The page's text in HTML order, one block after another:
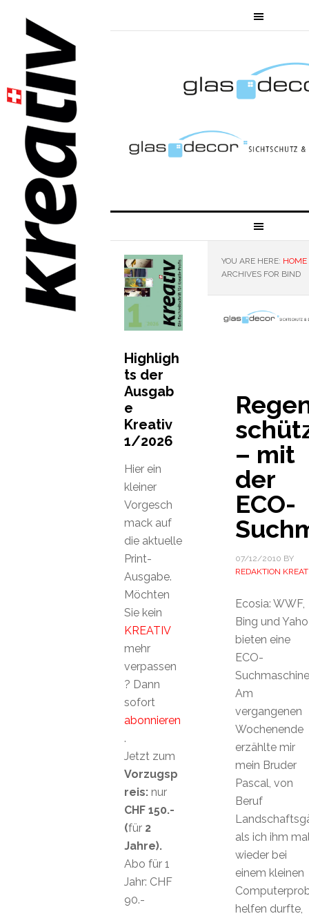
YOU ARE HERE: HOME
ARCHIVES FOR BIND
– mit
der
ECO-
07/12/2010 BY
REDAKTION
Ecosia: WWF,
Bing und
bieten eine
ECO-
Suchmaschine
Am
vergangenen
Wochenende
erzählte mir
mein Bruder
Pascal, von
Beruf
als ich ihm
wieder bei
einem kleinen
helfen durfte,
Highligh
ts der
Ausgab
e
Kreativ
1/2026
Hier ein
kleiner
Vorgesch
mack auf
die aktuelle
Print-
Ausgabe.
Möchten
Sie kein
KREATIV
mehr
verpassen
? Dann
sofort
abonnieren
.
Jetzt zum
Vorzugsp
reis: nur
CHF 150.-
(für 2
Jahre).
Abo für 1
Jahr: CHF
90.-